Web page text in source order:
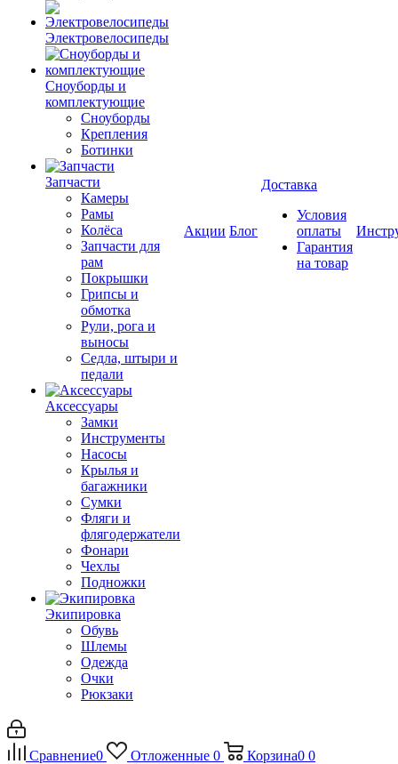
Электровелосипеды
Cноуборды и
комплектующие
Сноуборды
Крепления
Ботинки
Запчасти
Камеры
Рамы
Колёса
Запчасти для
рам
Покрышки
Грипсы и
обмотка
Рули, рога и
выносы
Седла, штыри и
педали
Аксессуары
Замки
Инструменты
Насосы
Крылья и
багажники
Сумки
Фляги и
флягодержатели
Фонари
Чехлы
Подножки
Экипировка
Обувь
Шлемы
Одежда
Очки
Рюкзаки
Акции Блог
Доставка
Условия
оплаты
Гарантия
на товар
Сравнение0 Отложенные 0 Корзина0 0